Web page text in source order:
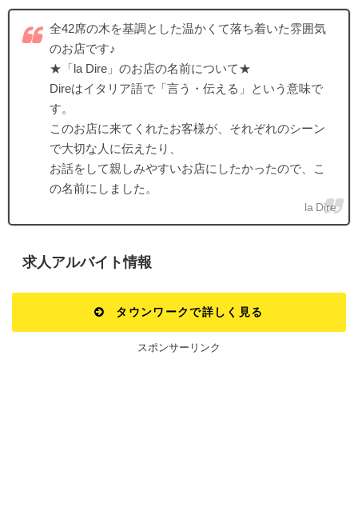
全42席の木を基調とした温かくて落ち着いた雰囲気
のお店です♪
★「la Dire」のお店の名前について★
Direはイタリア語で「言う・伝える」という意味で
す。
このお店に来てくれたお客様が、それぞれのシーン
で大切な人に伝えたり、
お話をして親しみやすいお店にしたかったので、こ
の名前にしました。
la Dire
求人アルバイト情報
タウンワークで詳しく見る
スポンサーリンク